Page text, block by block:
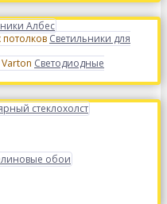
Албес
Светильники для
Светодиодные
стеклохолст
обои